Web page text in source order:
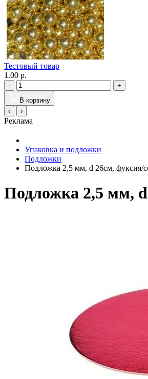
Тестовый товар
1.00 р.
-
+
В корзину
‹
›
Реклама
Упаковка и подложки
Подложки
Подложка 2,5 мм, d 26см, фуксия/
Подложка 2,5 мм, d